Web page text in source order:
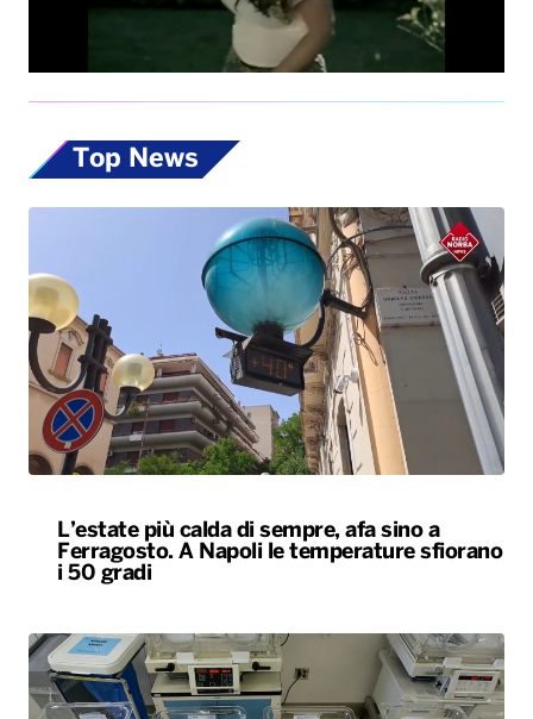
Top News
L’estate più calda di sempre, afa sino a
Ferragosto. A Napoli le temperature sfiorano
i 50 gradi